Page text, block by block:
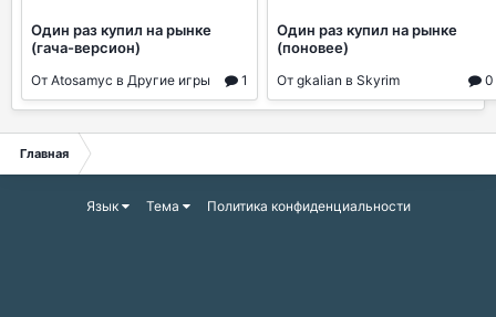
Один раз купил на рынке
(гача-версион)
От Atosamyc в Другие игры 1
Один раз купил на рынке
(поновее)
От gkalian в Skyrim 0
Главная
Язык Тема Политика конфиденциальности